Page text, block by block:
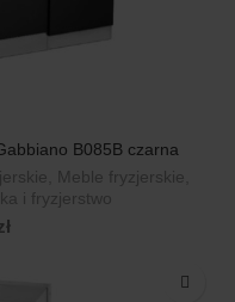
B085B czarna
Meble fryzjerskie
i fryzjerstwo